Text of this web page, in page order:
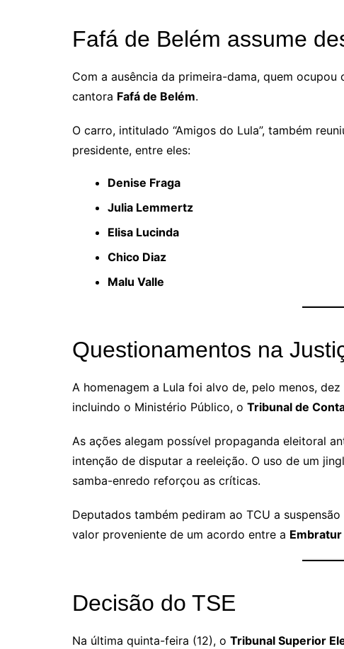
Fafá de Belém assume
Com a ausência da primeira-dama, quem
cantora Fafá de Belém.
O carro, intitulado “Amigos do Lula”, também
presidente, entre eles:
Denise Fraga
Julia Lemmertz
Elisa Lucinda
Chico Diaz
Malu Valle
Questionamentos na
A homenagem a Lula foi alvo de, pelo menos,
incluindo o Ministério Público, o Tribunal de
As ações alegam possível propaganda eleitoral
intenção de disputar a reeleição. O uso de um
samba-enredo reforçou as críticas.
Deputados também pediram ao TCU a
valor proveniente de um acordo entre a Embratur
Decisão do TSE
Na última quinta-feira (12), o Tribunal Superior